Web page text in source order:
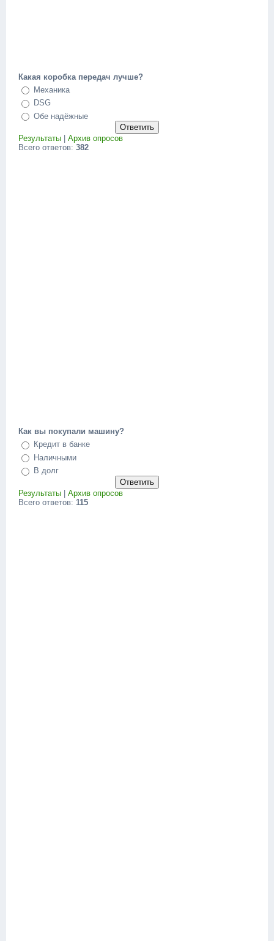
Какая коробка передач лучше?
Механика
DSG
Обе надёжные
Результаты
Архив опросов
Всего ответов: 382
Как вы покупали машину?
Кредит в банке
Наличными
В долг
Результаты
Архив опросов
Всего ответов: 115